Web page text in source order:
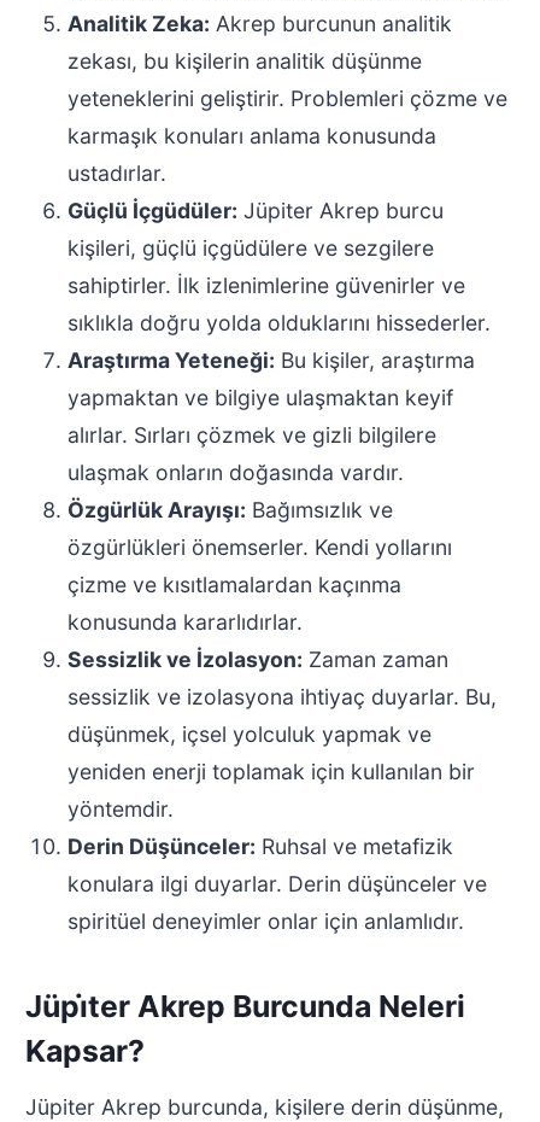
Analitik Zeka: Akrep burcunun analitik
zekası, bu kişilerin analitik düşünme
yeteneklerini geliştirir. Problemleri çözme ve
karmaşık konuları anlama konusunda
ustadırlar.
Güçlü İçgüdüler: Jüpiter Akrep burcu
kişileri, güçlü içgüdülere ve sezgilere
sahiptirler. İlk izlenimlerine güvenirler ve
sıklıkla doğru yolda olduklarını hissederler.
Araştırma Yeteneği: Bu kişiler, araştırma
yapmaktan ve bilgiye ulaşmaktan keyif
alırlar. Sırları çözmek ve gizli bilgilere
ulaşmak onların doğasında vardır.
Özgürlük Arayışı: Bağımsızlık ve
özgürlükleri önemserler. Kendi yollarını
çizme ve kısıtlamalardan kaçınma
konusunda kararlıdırlar.
Sessizlik ve İzolasyon: Zaman zaman
sessizlik ve izolasyona ihtiyaç duyarlar. Bu,
düşünmek, içsel yolculuk yapmak ve
yeniden enerji toplamak için kullanılan bir
yöntemdir.
Derin Düşünceler: Ruhsal ve metafizik
konulara ilgi duyarlar. Derin düşünceler ve
spiritüel deneyimler onlar için anlamlıdır.
Jüpi̇ter Akrep Burcunda Neleri
Kapsar?
Jüpiter Akrep burcunda, kişilere derin düşünme,